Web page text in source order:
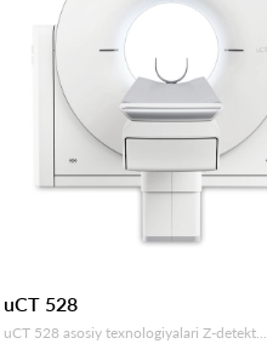
uCT 528
uCT 528 asosiy texnologiyalari Z-detekt...